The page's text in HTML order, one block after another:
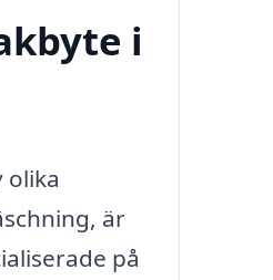
i
olika
är
på